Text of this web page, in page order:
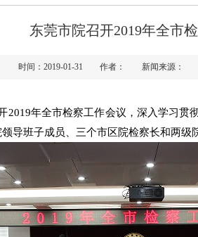
东莞市院召开2019年全市
时间：2019-01-31 作者： 新闻来源：
2019年全市检察工作会议，深入学习
导班子成员、三个市区院检察长和两级